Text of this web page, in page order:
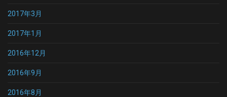
2017年3月
2017年1月
2016年12月
2016年9月
2016年8月